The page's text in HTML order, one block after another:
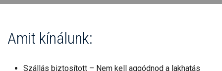
Amit kínálunk:
Szállás biztosított – Nem kell aggódnod a lakhatás